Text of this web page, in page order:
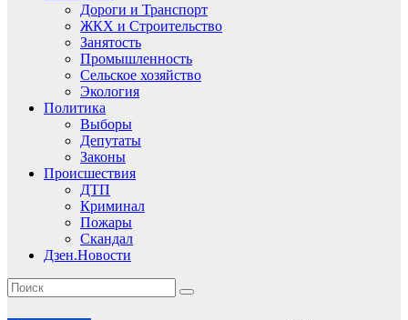
Дороги и Транспорт
ЖКХ и Строительство
Занятость
Промышленность
Сельское хозяйство
Экология
Политика
Выборы
Депутаты
Законы
Происшествия
ДТП
Криминал
Пожары
Скандал
Дзен.Новости